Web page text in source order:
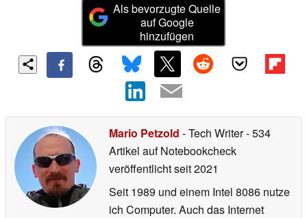
Als bevorzugte Quelle
auf Google
hinzufügen
Mario Petzold - Tech Writer- 534
Artikel auf Notebookcheck
veröffentlichtseit 2021
Seit 1989 und einem Intel 8086 nutze
ich Computer. Auch das Internet